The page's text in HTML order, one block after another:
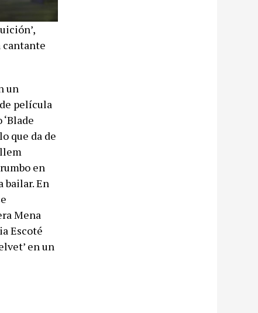
cantante
un
película
que da de
en
bailar. En
Mena
Escoté
en un